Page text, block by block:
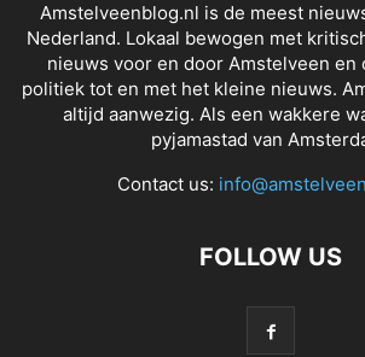
Amstelveenblog.nl is de meest
Nederland. Lokaal bewogen met
nieuws voor en door Amstelveen en
politiek tot en met het kleine nieuws.
altijd aanwezig. Als een wakkere
pyjamastad van
Contact us:
FOLLOW US